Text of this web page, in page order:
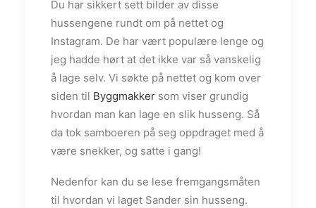
Du har sikkert sett bilder av disse
hussengene rundt om på nettet og
Instagram. De har vært populære lenge og
jeg hadde hørt at det ikke var så vanskelig
å lage selv. Vi søkte på nettet og kom over
siden til Byggmakker som viser grundig
hvordan man kan lage en slik husseng. Så
da tok samboeren på seg oppdraget med å
være snekker, og satte i gang!
Nedenfor kan du se lese fremgangsmåten
til hvordan vi laget Sander sin husseng.